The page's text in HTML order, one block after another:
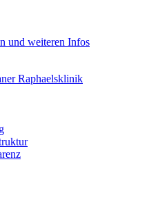
und weiteren Infos